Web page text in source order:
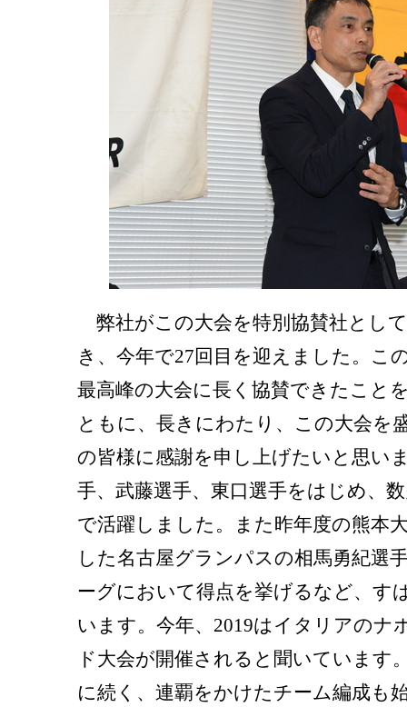
弊社がこの大会を特別協賛社とし
き、今年で27回目を迎えました。こ
最高峰の大会に長く協賛できたこと
ともに、長きにわたり、この大会を
の皆様に感謝を申し上げたいと思い
手、武藤選手、東口選手をはじめ、
で活躍しました。また昨年度の熊本
した名古屋グランパスの相馬勇紀選
ーグにおいて得点を挙げるなど、す
います。今年、2019はイタリアのナ
ド大会が開催されると聞いています
に続く、連覇をかけたチーム編成も